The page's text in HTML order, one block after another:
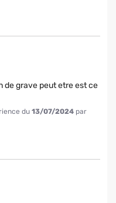
de grave peut etre est ce
du 13/07/2024 par